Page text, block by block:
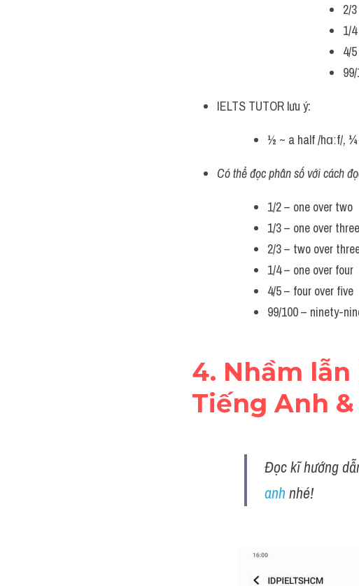
2/
1/
4/
IELTS TUTOR lưu ý:
½ ~ a half /hɑːf/,
Có thể đọc phân số với cách
1/2 – one over two
1/3 – one over three
2/3 – two over
1/4 – one over four
4/5 – four over five
99/100 – ninety-
4. Nhầm
Tiếng Anh
Đọc kĩ hướng
anh nhé!